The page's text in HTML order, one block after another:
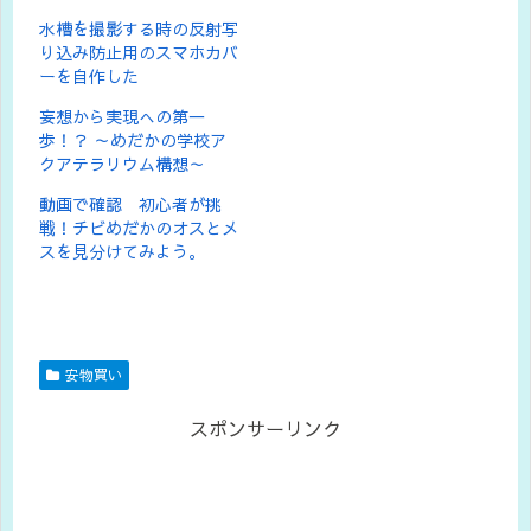
水槽を撮影する時の反射写
り込み防止用のスマホカバ
ーを自作した
妄想から実現への第一
歩！？ ～めだかの学校ア
クアテラリウム構想～
動画で確認 初心者が挑
戦！チビめだかのオスとメ
スを見分けてみよう。
安物買い
スポンサーリンク